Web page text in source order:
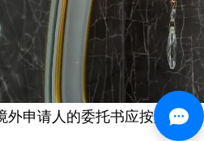
申请人的委托书应按颠末公